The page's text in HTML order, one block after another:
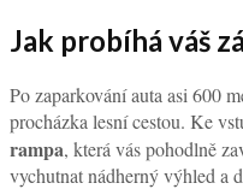
Jak probíhá váš
Po zaparkování auta asi 600
procházka lesní cestou. Ke
rampa, která vás pohodlně
vychutnat nádherný výhled a